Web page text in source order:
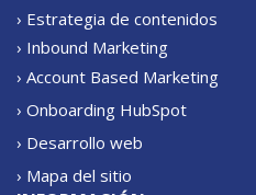
› Estrategia de contenidos
› Inbound Marketing
› Account Based Marketing
› Onboarding HubSpot
› Desarrollo web
› Mapa del sitio